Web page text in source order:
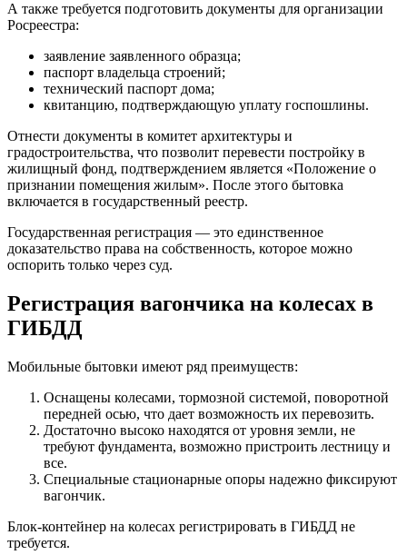
А также требуется подготовить документы для организации
Росреестра:
заявление заявленного образца;
паспорт владельца строений;
технический паспорт дома;
квитанцию, подтверждающую уплату госпошлины.
Отнести документы в комитет архитектуры и
градостроительства, что позволит перевести постройку в
жилищный фонд, подтверждением является «Положение о
признании помещения жилым». После этого бытовка
включается в государственный реестр.
Государственная регистрация — это единственное
доказательство права на собственность, которое можно
оспорить только через суд.
Регистрация вагончика на колесах в
ГИБДД
Мобильные бытовки имеют ряд преимуществ:
Оснащены колесами, тормозной системой, поворотной
передней осью, что дает возможность их перевозить.
Достаточно высоко находятся от уровня земли, не
требуют фундамента, возможно пристроить лестницу и
все.
Специальные стационарные опоры надежно фиксируют
вагончик.
Блок-контейнер на колесах регистрировать в ГИБДД не
требуется.